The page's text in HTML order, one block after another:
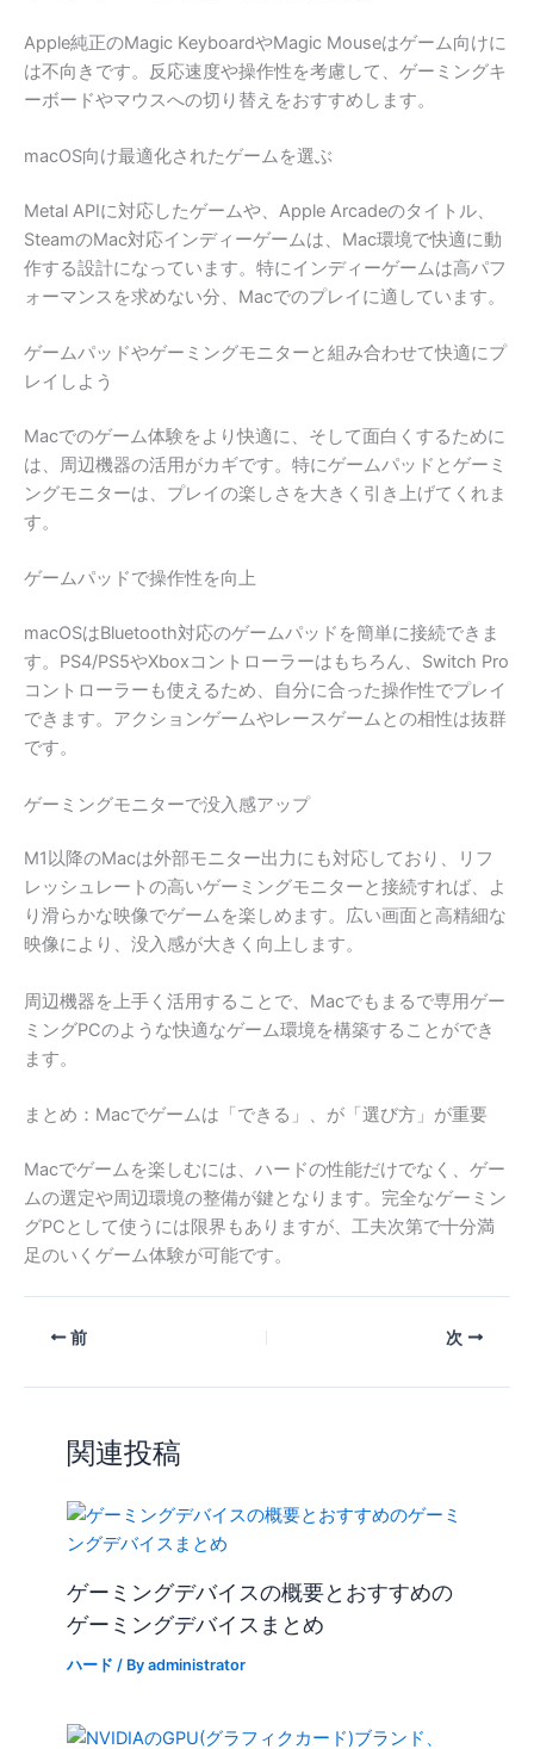
Apple純正のMagic KeyboardやMagic Mouseはゲーム向けに
は不向きです。反応速度や操作性を考慮して、ゲーミングキ
ーボードやマウスへの切り替えをおすすめします。
macOS向け最適化されたゲームを選ぶ
Metal APIに対応したゲームや、Apple Arcadeのタイトル、
SteamのMac対応インディーゲームは、Mac環境で快適に動
作する設計になっています。特にインディーゲームは高パフ
ォーマンスを求めない分、Macでのプレイに適しています。
ゲームパッドやゲーミングモニターと組み合わせて快適にプ
レイしよう
Macでのゲーム体験をより快適に、そして面白くするために
は、周辺機器の活用がカギです。特にゲームパッドとゲーミ
ングモニターは、プレイの楽しさを大きく引き上げてくれま
す。
ゲームパッドで操作性を向上
macOSはBluetooth対応のゲームパッドを簡単に接続できま
す。PS4/PS5やXboxコントローラーはもちろん、Switch Pro
コントローラーも使えるため、自分に合った操作性でプレイ
できます。アクションゲームやレースゲームとの相性は抜群
です。
ゲーミングモニターで没入感アップ
M1以降のMacは外部モニター出力にも対応しており、リフ
レッシュレートの高いゲーミングモニターと接続すれば、よ
り滑らかな映像でゲームを楽しめます。広い画面と高精細な
映像により、没入感が大きく向上します。
周辺機器を上手く活用することで、Macでもまるで専用ゲー
ミングPCのような快適なゲーム環境を構築することができ
ます。
まとめ：Macでゲームは「できる」、が「選び方」が重要
Macでゲームを楽しむには、ハードの性能だけでなく、ゲー
ムの選定や周辺環境の整備が鍵となります。完全なゲーミン
グPCとして使うには限界もありますが、工夫次第で十分満
足のいくゲーム体験が可能です。
前 次
関連投稿
ゲーミングデバイスの概要とおすすめの
ゲーミングデバイスまとめ
ハード / Byadministrator